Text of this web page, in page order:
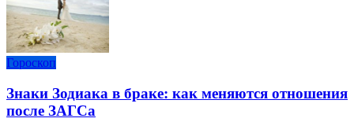
Гороскоп
Знаки Зодиака в браке: как меняются отношения
после ЗАГСа